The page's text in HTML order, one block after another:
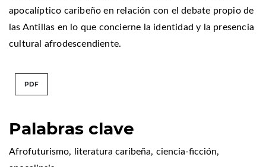
Palabras clave
Afrofuturismo, literatura caribeña, ciencia-ficción,
apocalíptico caribeño en relación con el debate propio de
las Antillas en lo que concierne la identidad y la presencia
cultural afrodescendiente.
PDF